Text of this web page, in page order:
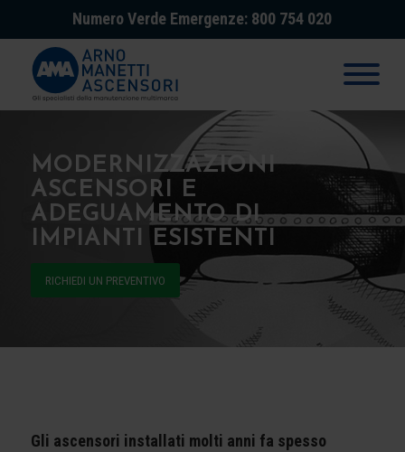
Numero Verde Emergenze: 800 754 020
MODERNIZZAZIONI
ASCENSORI E
ADEGUAMENTO DI
IMPIANTI ESISTENTI
RICHIEDI UN PREVENTIVO
Gli ascensori installati molti anni fa spesso